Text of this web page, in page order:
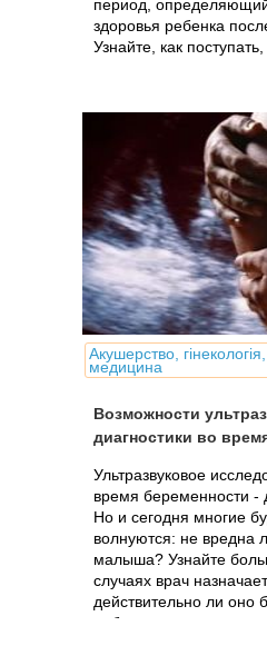
период,
здоровья ребенка
Узнайте, как
влиянию негативных
лекарства, рентген и
Акушерство,
медицина
Возможности
диагностики во
Ультразвуковое
время беременности -
Но и сегодня многие
волнуются: не вредна
малыша? Узнайте
случаях врач
действительно ли оно
ребенка